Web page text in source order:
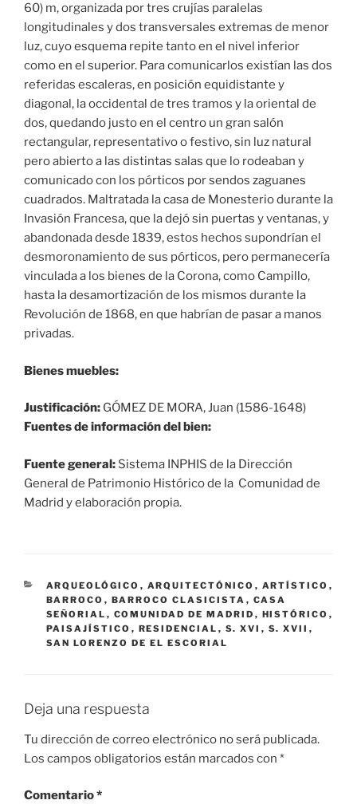
60) m, organizada por tres crujías paralelas
longitudinales y dos transversales extremas de menor
luz, cuyo esquema repite tanto en el nivel inferior
como en el superior. Para comunicarlos existían las dos
referidas escaleras, en posición equidistante y
diagonal, la occidental de tres tramos y la oriental de
dos, quedando justo en el centro un gran salón
rectangular, representativo o festivo, sin luz natural
pero abierto a las distintas salas que lo rodeaban y
comunicado con los pórticos por sendos zaguanes
cuadrados. Maltratada la casa de Monesterio durante la
Invasión Francesa, que la dejó sin puertas y ventanas, y
abandonada desde 1839, estos hechos supondrían el
desmoronamiento de sus pórticos, pero permanecería
vinculada a los bienes de la Corona, como Campillo,
hasta la desamortización de los mismos durante la
Revolución de 1868, en que habrían de pasar a manos
privadas.
Bienes muebles:
Justificación: GÓMEZ DE MORA, Juan (1586-1648)
Fuentes de información del bien:
Fuente general: Sistema INPHIS de la Dirección
General de Patrimonio Histórico de la Comunidad de
Madrid y elaboración propia.
CATEGORÍAS
ARQUEOLÓGICO , ARQUITECTÓNICO , ARTÍSTICO ,
BARROCO , BARROCO CLASICISTA , CASA
SEÑORIAL , COMUNIDAD DE MADRID , HISTÓRICO ,
PAISAJÍSTICO , RESIDENCIAL , S. XVI , S. XVII ,
SAN LORENZO DE EL ESCORIAL
Deja una respuesta
Tu dirección de correo electrónico no será publicada.
Los campos obligatorios están marcados con *
Comentario*